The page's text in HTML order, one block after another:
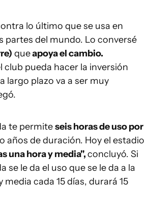
lo último que se usa en
partes del mundo. Lo conversé
queapoya el cambio.
club pueda hacer la inversión
largo plazo va a ser muy
te permiteseis horas de uso por
años de duración. Hoy el estadio
una hora y media",concluyó. Si
se le da el uso que se le da a la
cada 15 días, durará 15